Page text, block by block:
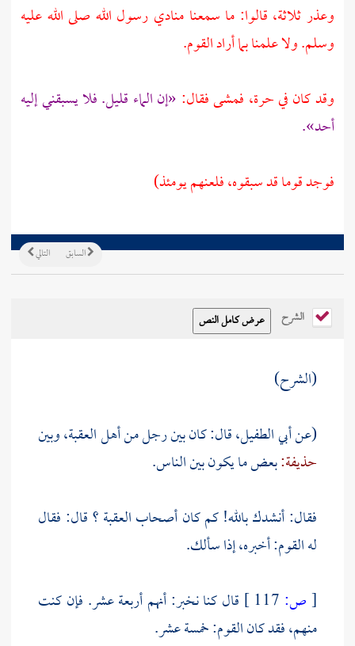
وعذر ثلاثة، قالوا: ما سمعنا منادي رسول الله صلى الله عليه
وسلم. ولا علمنا بما أراد القوم.
وقد كان في حرة، فمشى فقال: «إن الماء قليل. فلا يسبقني إليه
أحد».
فوجد قوما قد سبقوه، فلعنهم يومئذ)
التالي السابق
الشرح
(الشرح)
(عنأبي الطفيل،قال: كان بين رجل من أهلالعقبة،وبين
حذيفة:بعض ما يكون بين الناس.
فقال: أنشدك بالله! كم كان أصحابالعقبة؟ قال: فقال
له القوم: أخبره، إذا سألك.
[ص:
قال كنا نخبر: أنهم أربعة عشر. فإن كنت
منهم، فقد كان القوم: خمسة عشر.